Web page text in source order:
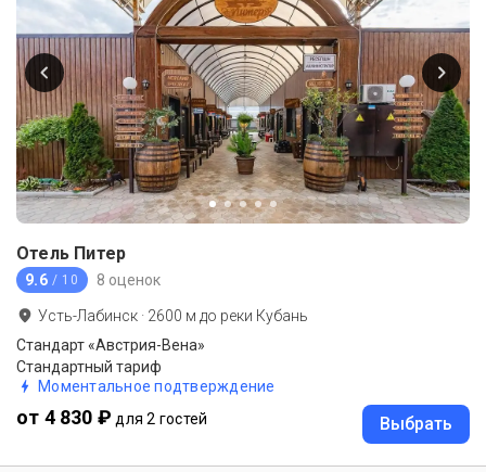
Отель Питер
9.6 / 10 8 оценок
Усть-Лабинск · 2600 м до реки Кубань
Стандарт «Австрия-Вена»
Стандартный тариф
Моментальное подтверждение
от 4 830 ₽ для 2 гостей Выбрать